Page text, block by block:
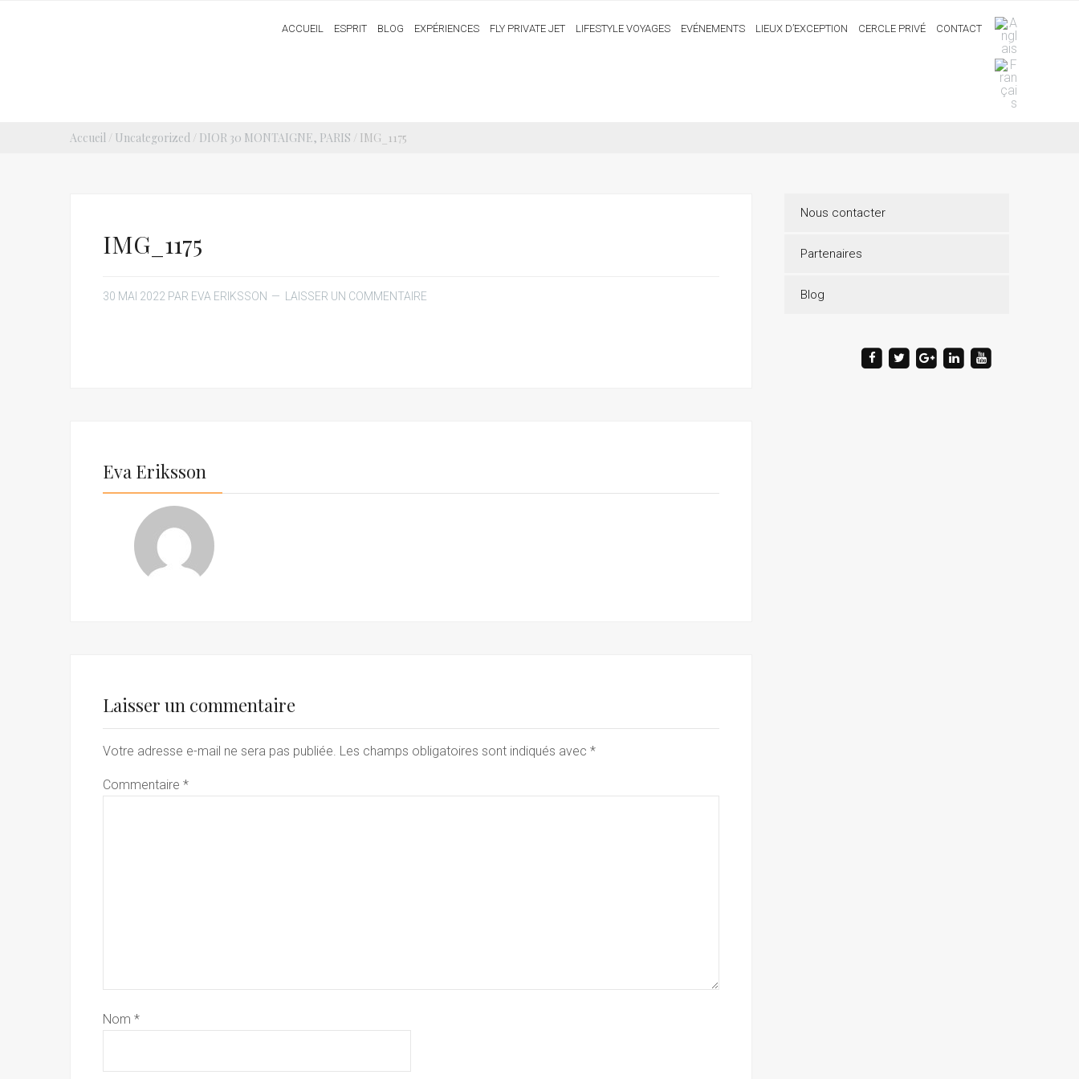
ACCUEIL ESPRIT BLOG EXPÉRIENCES FLY PRIVATE JET LIFESTYLE VOYAGES EVÉNEMENTS LIEUX D’EXCEPTION CERCLE PRIVÉ CONTACT
Accueil / Uncategorized / DIOR 30 MONTAIGNE, PARIS / IMG_1175
IMG_1175
30 MAI 2022 PAR EVA ERIKSSON LAISSER UN COMMENTAIRE
Eva Eriksson
Laisser un commentaire
Votre adresse e-mail ne sera pas publiée. Les champs obligatoires sont indiqués avec *
Commentaire *
Nom *
Nous contacter
Partenaires
Blog